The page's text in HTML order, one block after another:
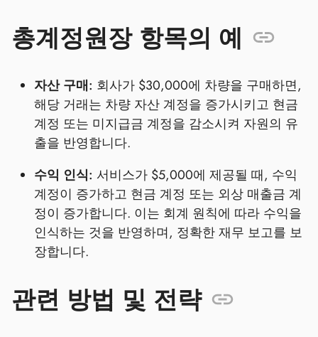
총계정원장 항목의 예
자산 구매: 회사가 $30,000에 차량을 구매하면,
해당 거래는 차량 자산 계정을 증가시키고 현금
계정 또는 미지급금 계정을 감소시켜 자원의 유
출을 반영합니다.
수익 인식: 서비스가 $5,000에 제공될 때, 수익
계정이 증가하고 현금 계정 또는 외상 매출금 계
정이 증가합니다. 이는 회계 원칙에 따라 수익을
인식하는 것을 반영하며, 정확한 재무 보고를 보
장합니다.
관련 방법 및 전략